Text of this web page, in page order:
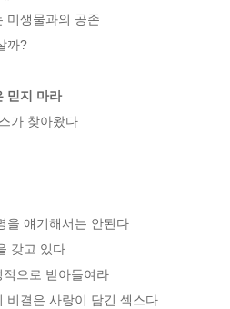
미생물과의 공존
까?
믿지 마라
가 찾아왔다
을 얘기해서는 안된다
갖고 있다
으로 받아들여라
비결은 사랑이 담긴 섹스다